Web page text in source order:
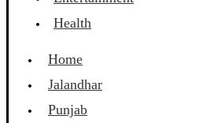
Health
Home
Jalandhar
Punjab